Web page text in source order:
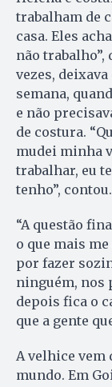
trabalham de
casa. Eles
não trabalho”,
vezes,
semana,
e não
de costura.
mudei minha
trabalhar, eu
tenho”, contou.
“A questão
o que mais
por fazer
ninguém, nos
depois fica o
que a gente
A velhice vem
mundo. Em